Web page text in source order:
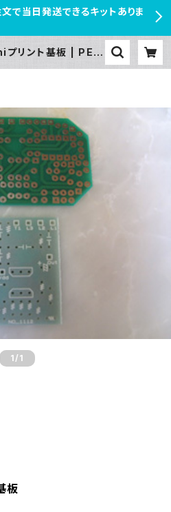
で当日発送できるキットありま
リント基板 | PED
1 /1
板